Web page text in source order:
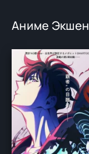
Аниме Экшен